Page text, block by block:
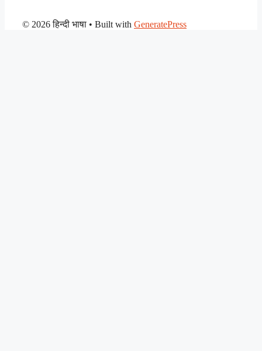
© 2026 हिन्दी भाषा • Built with GeneratePress